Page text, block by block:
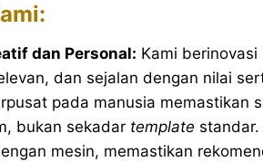
dan Personal: Kami
dan sejalan dengan nilai
pada manusia memastikan
bukan sekadar template
mesin, memastikan